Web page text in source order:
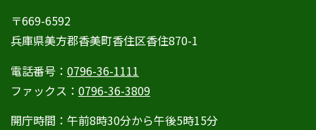
〒669-6592
兵庫県美方郡香美町香住区香住870-1
電話番号： 0796-36-1111
ファックス： 0796-36-3809
開庁時間：午前8時30分から午後5時15分